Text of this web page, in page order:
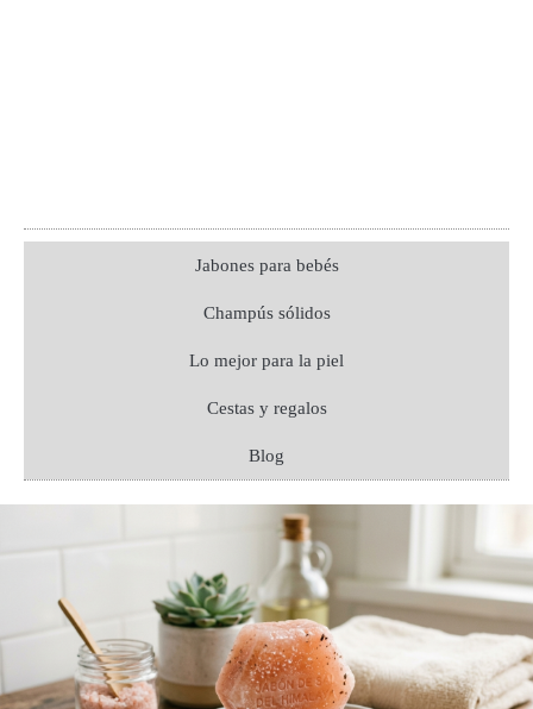
Jabones para bebés
Champús sólidos
Lo mejor para la piel
Cestas y regalos
Blog